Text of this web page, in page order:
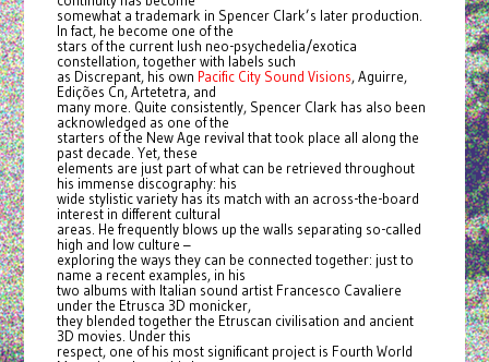
somewhat a trademark in Spencer Clark’s later production.
In fact, he become one of the
stars of the current lush neo-psychedelia/exotica
constellation, together with labels such
as Discrepant, his own Pacific City Sound Visions, Aguirre,
Edições Cn, Artetetra, and
many more. Quite consistently, Spencer Clark has also been
acknowledged as one of the
starters of the New Age revival that took place all along the
past decade. Yet, these
elements are just part of what can be retrieved throughout
his immense discography: his
wide stylistic variety has its match with an across-the-board
interest in different cultural
areas. He frequently blows up the walls separating so-called
high and low culture –
exploring the ways they can be connected together: just to
name a recent examples, in his
two albums with Italian sound artist Francesco Cavaliere
under the Etrusca 3D monicker,
they blended together the Etruscan civilisation and ancient
3D movies. Under this
respect, one of his most significant project is Fourth World